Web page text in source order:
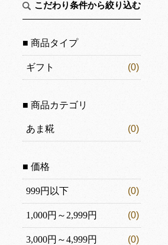
こだわり条件から絞り込む
■ 商品タイプ
ギフト (0)
■ 商品カテゴリ
あま糀 (0)
■ 価格
999円以下 (0)
1,000円～2,999円 (0)
3,000円～4,999円 (0)